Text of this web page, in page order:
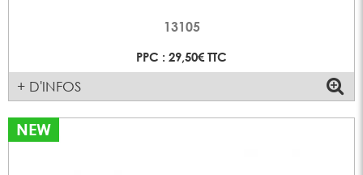
13105
PPC : 29,50€ TTC
+ D'INFOS
NEW